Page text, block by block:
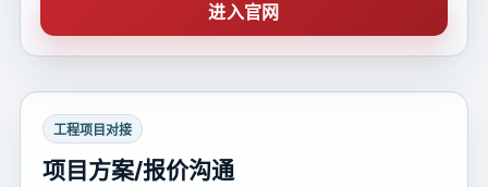
进入官网
工程项目对接
项目方案/报价沟通